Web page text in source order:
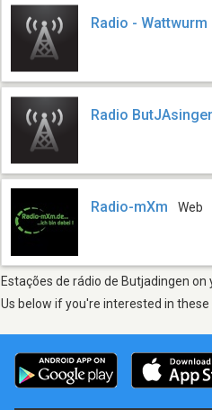
Radio - Wattwurm
Radio
Radio-mXm Web
Estações de rádio de Butjadingen
Us below if you're interested in